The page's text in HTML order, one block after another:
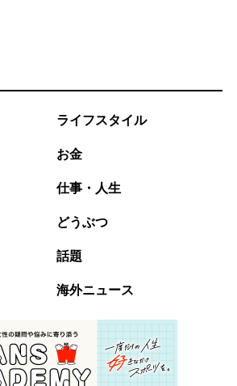
ライフスタイル
お金
仕事・人生
どうぶつ
話題
海外ニュース